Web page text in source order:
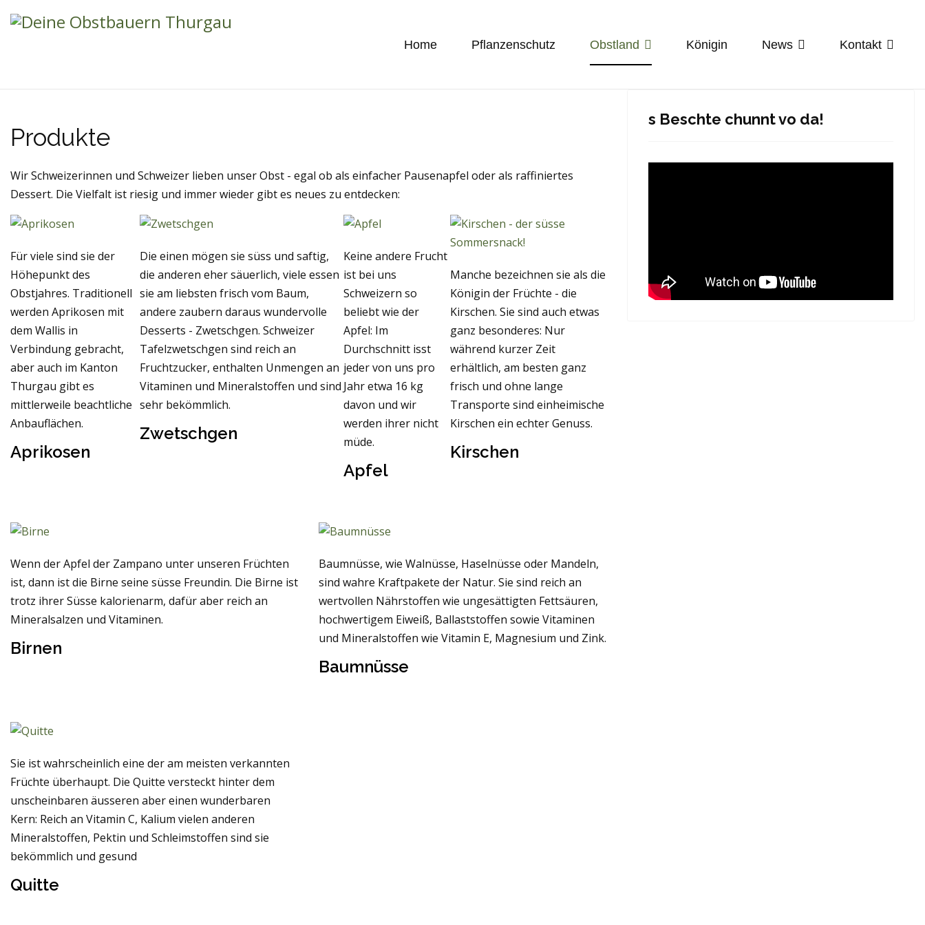
Home Pflanzenschutz Obstland Königin News Kontakt
Produkte
Wir Schweizerinnen und Schweizer lieben unser Obst - egal ob als einfacher Pausenapfel oder als raffiniertes
Dessert. Die Vielfalt ist riesig und immer wieder gibt es neues zu entdecken:
Aprikosen
Für viele sind sie der
Höhepunkt des
Obstjahres. Traditionell
werden Aprikosen mit
dem Wallis in
Verbindung gebracht,
aber auch im Kanton
Thurgau gibt es
mittlerweile beachtliche
Anbauflächen.
Zwetschgen
Die einen mögen sie süss und saftig,
die anderen eher säuerlich, viele essen
sie am liebsten frisch vom Baum,
andere zaubern daraus wundervolle
Desserts - Zwetschgen. Schweizer
Tafelzwetschgen sind reich an
Fruchtzucker, enthalten Unmengen an
Vitaminen und Mineralstoffen und sind
sehr bekömmlich.
Apfel
Keine andere Frucht
ist bei uns
Schweizern so
beliebt wie der
Apfel: Im
Durchschnitt isst
jeder von uns pro
Jahr etwa 16 kg
davon und wir
werden ihrer nicht
müde.
Kirschen
Manche bezeichnen sie als die
Königin der Früchte - die
Kirschen. Sie sind auch etwas
ganz besonderes: Nur
während kurzer Zeit
erhältlich, am besten ganz
frisch und ohne lange
Transporte sind einheimische
Kirschen ein echter Genuss.
Birnen
Wenn der Apfel der Zampano unter unseren Früchten
ist, dann ist die Birne seine süsse Freundin. Die Birne ist
trotz ihrer Süsse kalorienarm, dafür aber reich an
Mineralsalzen und Vitaminen.
Baumnüsse
Baumnüsse, wie Walnüsse, Haselnüsse oder Mandeln,
sind wahre Kraftpakete der Natur. Sie sind reich an
wertvollen Nährstoffen wie ungesättigten Fettsäuren,
hochwertigem Eiweiß, Ballaststoffen sowie Vitaminen
und Mineralstoffen wie Vitamin E, Magnesium und Zink.
Quitte
Sie ist wahrscheinlich eine der am meisten verkannten
Früchte überhaupt. Die Quitte versteckt hinter dem
unscheinbaren äusseren aber einen wunderbaren
Kern: Reich an Vitamin C, Kalium vielen anderen
Mineralstoffen, Pektin und Schleimstoffen sind sie
bekömmlich und gesund
s Beschte chunnt vo da!